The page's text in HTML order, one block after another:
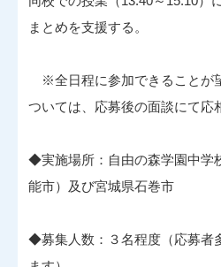
まとめを支援する。
※全日程に参加できることが
ついては、応募後の面談にて応
◆実施場所：自由の森学園中学
能市）及び宮城県石巻市
◆募集人数：３名程度（応募者